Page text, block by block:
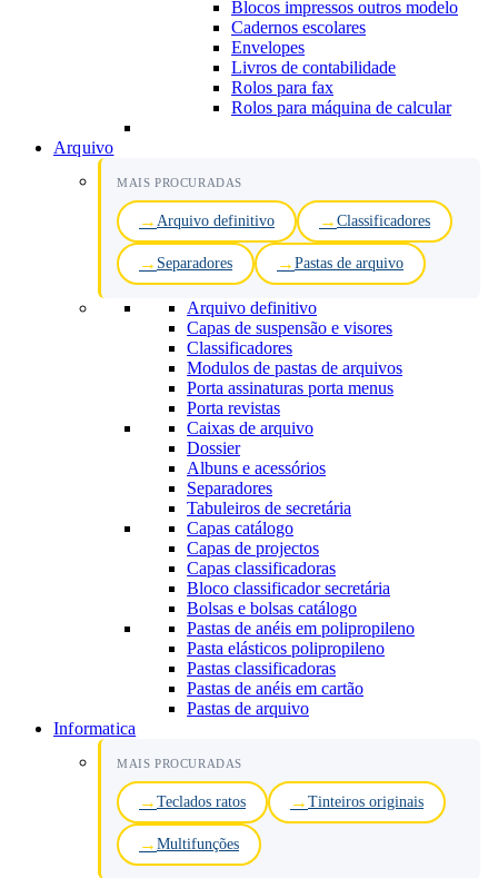
Blocos impressos outros modelo
Cadernos escolares
Envelopes
Livros de contabilidade
Rolos para fax
Rolos para máquina de calcular
Arquivo
MAIS PROCURADAS
Arquivo definitivo Classificadores
Separadores Pastas de arquivo
Arquivo definitivo
Capas de suspensão e visores
Classificadores
Modulos de pastas de arquivos
Porta assinaturas porta menus
Porta revistas
Caixas de arquivo
Dossier
Albuns e acessórios
Separadores
Tabuleiros de secretária
Capas catálogo
Capas de projectos
Capas classificadoras
Bloco classificador secretária
Bolsas e bolsas catálogo
Pastas de anéis em polipropileno
Pasta elásticos polipropileno
Pastas classificadoras
Pastas de anéis em cartão
Pastas de arquivo
Informatica
MAIS PROCURADAS
Teclados ratos Tinteiros originais
Multifunções